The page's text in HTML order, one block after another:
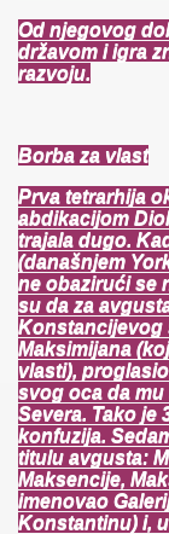
Od njegovog
državom i igra
razvoju.
Borba za vlast
Prva tetrarhija
abdikacijom
trajala dugo.
(današnjem
ne obazirući se
su da za
Konstancijevog
Maksimijana
vlasti),
svog oca da
Severa. Tako je
konfuzija.
titulu avgusta:
Maksencije,
imenovao
Konstantinu) i,